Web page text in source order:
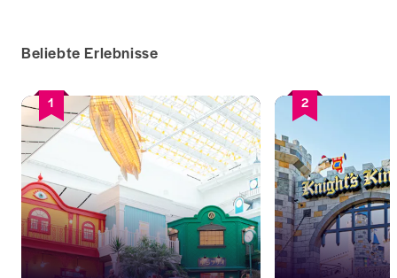
Beliebte Erlebnisse
1 2